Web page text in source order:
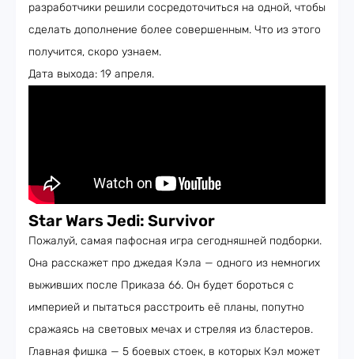
разработчики решили сосредоточиться на одной, чтобы
сделать дополнение более совершенным. Что из этого
получится, скоро узнаем.
Дата выхода: 19 апреля.
Star Wars Jedi: Survivor
Пожалуй, самая пафосная игра сегодняшней подборки.
Она расскажет про джедая Кэла — одного из немногих
выживших после Приказа 66. Он будет бороться с
империей и пытаться расстроить её планы, попутно
сражаясь на световых мечах и стреляя из бластеров.
Главная фишка — 5 боевых стоек, в которых Кэл может